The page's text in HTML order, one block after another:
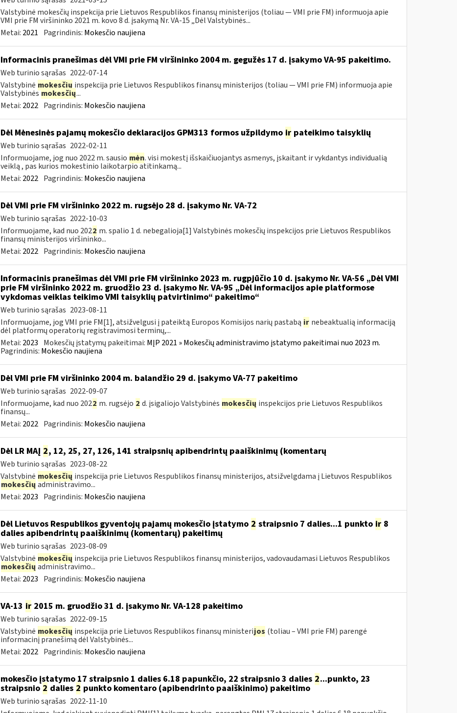
Valstybinė mokesčių inspekcija prie Lietuvos Respublikos finansų ministerijos (toliau ― VMI prie FM) informuoja apie
VMI prie FM viršininko 2021 m. kovo 8 d. įsakymą Nr. VA-15 „Dėl Valstybinės...
Metai: 2021 Pagrindinis: Mokesčio naujiena
Informacinis pranešimas dėl VMI prie FM viršininko 2004 m. gegužės 17 d. įsakymo VA-95 pakeitimo.
Web turinio sąrašas 2022-07-14
Valstybinė mokesčių inspekcija prie Lietuvos Respublikos finansų ministerijos (toliau ― VMI prie FM) informuoja apie
Valstybinėsmokesčių...
Metai: 2022 Pagrindinis: Mokesčio naujiena
Dėl Mėnesinės pajamų mokesčio deklaracijos GPM313 formos užpildymo irpateikimo taisyklių
Web turinio sąrašas 2022-02-11
Informuojame, jog nuo 2022 m. sausio mėn. visi mokestį išskaičiuojantys asmenys, įskaitant ir vykdantys individualią
veiklą , pas kurios mokestinio laikotarpio atitinkamą...
Metai: 2022 Pagrindinis: Mokesčio naujiena
Dėl VMI prie FM viršininko 2022 m. rugsėjo 28 d. įsakymo Nr. VA-72
Web turinio sąrašas 2022-10-03
Informuojame, kad nuo 2022 m. spalio 1 d. nebegalioja[1] Valstybinės mokesčių inspekcijos prie Lietuvos Respublikos
finansų ministerijos viršininko...
Metai: 2022 Pagrindinis: Mokesčio naujiena
Informacinis pranešimas dėl VMI prie FM viršininko 2023 m. rugpjūčio 10 d. įsakymo Nr. VA-56 „Dėl VMI
prie FM viršininko 2022 m. gruodžio 23 d. įsakymo Nr. VA-95 „Dėl informacijos apie platformose
vykdomas veiklas teikimo VMI taisyklių patvirtinimo“ pakeitimo“
Web turinio sąrašas 2023-08-11
Informuojame, jog VMI prie FM[1], atsižvelgusi į pateiktą Europos Komisijos narių pastabą ir nebeaktualią informaciją
dėl platformų operatorių registravimosi terminų,...
Metai: 2023 Mokesčių įstatymų pakeitimai: MĮP 2021 » Mokesčių administravimo įstatymo pakeitimai nuo 2023 m.
Pagrindinis: Mokesčio naujiena
Dėl VMI prie FM viršininko 2004 m. balandžio 29 d. įsakymo VA-77 pakeitimo
Web turinio sąrašas 2022-09-07
Informuojame, kad nuo 2022 m. rugsėjo 2 d. įsigaliojo Valstybinės mokesčių inspekcijos prie Lietuvos Respublikos
finansų...
Metai: 2022 Pagrindinis: Mokesčio naujiena
Dėl LR MAĮ 2, 12, 25, 27, 126, 141 straipsnių apibendrintų paaiškinimų (komentarų
Web turinio sąrašas 2023-08-22
Valstybinė mokesčių inspekcija prie Lietuvos Respublikos finansų ministerijos, atsižvelgdama į Lietuvos Respublikos
mokesčių administravimo...
Metai: 2023 Pagrindinis: Mokesčio naujiena
Dėl Lietuvos Respublikos gyventojų pajamų mokesčio įstatymo 2 straipsnio 7 dalies...1 punkto ir8
dalies apibendrintų paaiškinimų (komentarų) pakeitimų
Web turinio sąrašas 2023-08-09
Valstybinė mokesčių inspekcija prie Lietuvos Respublikos finansų ministerijos, vadovaudamasi Lietuvos Respublikos
mokesčių administravimo...
Metai: 2023 Pagrindinis: Mokesčio naujiena
VA-13 ir2015 m. gruodžio 31 d. įsakymo Nr. VA-128 pakeitimo
Web turinio sąrašas 2022-09-15
Valstybinė mokesčių inspekcija prie Lietuvos Respublikos finansų ministerijos (toliau – VMI prie FM) parengė
informacinį pranešimą dėl Valstybinės...
Metai: 2022 Pagrindinis: Mokesčio naujiena
mokesčio įstatymo 17 straipsnio 1 dalies 6.18 papunkčio, 22 straipsnio 3 dalies 2...punkto, 23
straipsnio 2 dalies 2 punkto komentaro (apibendrinto paaiškinimo) pakeitimo
Web turinio sąrašas 2022-11-10